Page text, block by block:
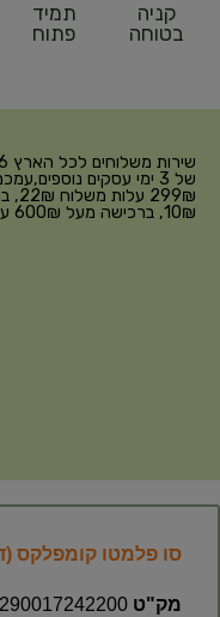
קניה
בטוחה
תמיד
פתוח
של 3 ימי עסקים
10₪, ברכישה מעל 600₪ עלות משלוח חינם
סו פלמטו קומפלקס (דקל
מק"ט